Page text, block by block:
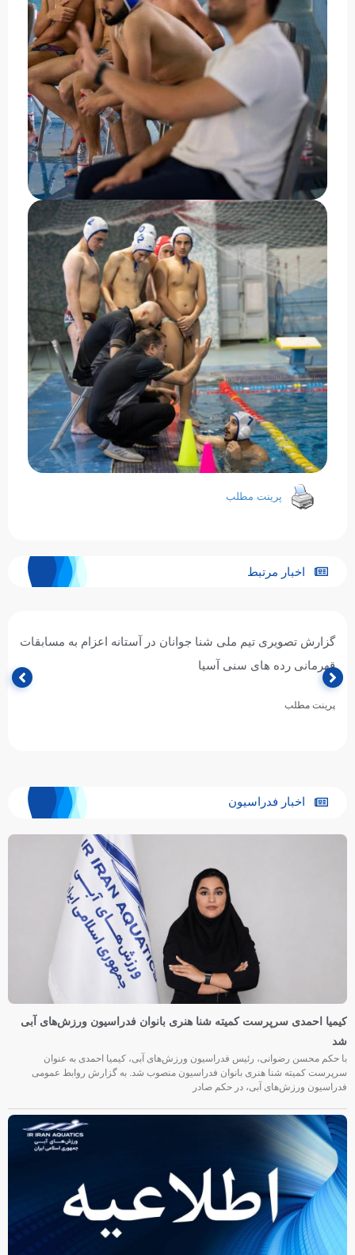
پرینت مطلب
اخبار مرتبط
گزارش تصویری تیم ملی شنا جوانان در آستانه اعزام به مسابقات
قهرمانی رده های سنی آسیا
پرینت مطلب
اخبار فدراسیون
کیمیا احمدی سرپرست کمیته شنا هنری بانوان فدراسیون ورزش‌های آبی
شد
با حکم محسن رضوانی، رئیس فدراسیون ورزش‌های آبی، کیمیا احمدی به عنوان
سرپرست کمیته شنا هنری بانوان فدراسیون منصوب شد. به گزارش روابط عمومی
فدراسیون ورزش‌های آبی، در حکم صادر